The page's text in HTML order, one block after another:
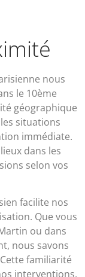
nous
le 10ème
géographique
situations
immédiate.
dans les
selon vos
facilite nos
Que vous
ou dans
nous savons
familiarité
interventions.